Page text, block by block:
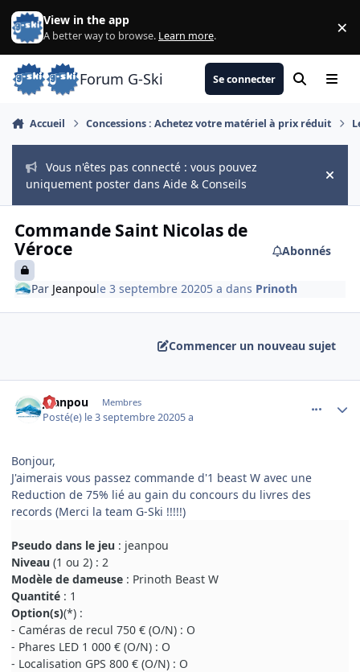
Aller au contenu
View in the app
A better way to browse. Learn more. ×
Forum G-Ski Se connecter Rechercher
Menu
Accueil Concessions : Achetez votre matériel à prix réduit
Vous n'êtes pas connecté : vous pouvez
uniquement poster dans Aide & Conseils
Hide
Commande Saint Nicolas de
Véroce
Abonnés
Par Jeanpoule 3 septembre 20205 a dans Prinoth
Commencer un nouveau sujet
Jeanpou Membres
Posté(e) le 3 septembre 20205 a
Bonjour,
J'aimerais vous passez commande d'1 beast W avec une
Reduction de 75% lié au gain du concours du livres des
records (Merci la team G-Ski !!!!!)
Pseudo dans le jeu : jeanpou
Niveau (1 ou 2) : 2
Modèle de dameuse : Prinoth Beast W
Quantité : 1
Option(s)(*) :
- Caméras de recul 750 € (O/N) : O
- Phares LED 1 000 € (O/N) : O
- Localisation GPS 800 € (O/N) : O